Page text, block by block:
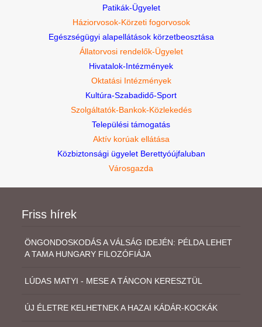
Patikák-Ügyelet
Háziorvosok-Körzeti fogorvosok
Egészségügyi alapellátások körzetbeosztása
Állatorvosi rendelők-Ügyelet
Hivatalok-Intézmények
Oktatási Intézmények
Kultúra-Szabadidő-Sport
Szolgáltatók-Bankok-Közlekedés
Települési támogatás
Aktív korúak ellátása
Közbiztonsági ügyelet Berettyóújfaluban
Városgazda
Friss hírek
ÖNGONDOSKODÁS A VÁLSÁG IDEJÉN: PÉLDA LEHET
A TAMA HUNGARY FILOZÓFIÁJA
LÚDAS MATYI - MESE A TÁNCON KERESZTÜL
ÚJ ÉLETRE KELHETNEK A HAZAI KÁDÁR-KOCKÁK